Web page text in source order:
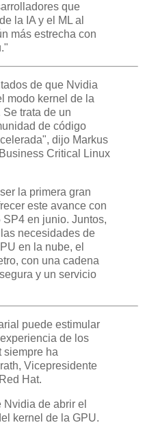
que
la IA y el ML al
más estrecha con
de que Nvidia
modo kernel de la
trata de un
de código
dijo Markus
Critical Linux
la primera gran
este avance con
en junio. Juntos,
necesidades de
en la nube, el
con una cadena
y un servicio
puede estimular
de los
siempre ha
Vicepresidente
Hat.
de abrir el
kernel de la GPU.